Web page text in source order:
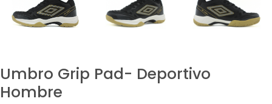
Umbro Grip Pad- Deportivo
Hombre